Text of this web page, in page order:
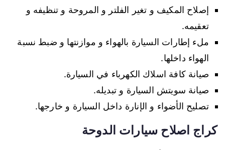
إصلاح المكيف و تغير الفلتر و المروحة و تنظيفه و
تعقيمه.
ملء إطارات السيارة بالهواء و موازنتها و ضبط نسبة
الهواء داخلها.
صيانة كافة اسلاك الكهرباء في السيارة.
صيانة سويتش السيارة و تبديله.
تصليح الأضواء و الإنارة داخل السيارة و خارجها.
كراج اصلاح سيارات الدوحة